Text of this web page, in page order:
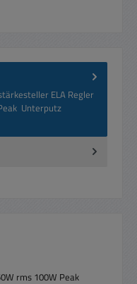
ELA Regler
Unterputz